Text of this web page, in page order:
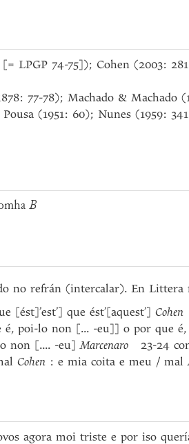
LPGP 74-75]); Cohen (2003:
77-78); Machado & Machado
(1951: 60); Nunes (1959:
B
no refrán (intercalar). En
[ést]’est’] que ést’[aquest’] Cohen
poi-lo non [... -eu]] o por que
non [.... -eu]Marcenaro 23-24
Cohen : e mia coita e meu / mal
agora moi triste e por iso